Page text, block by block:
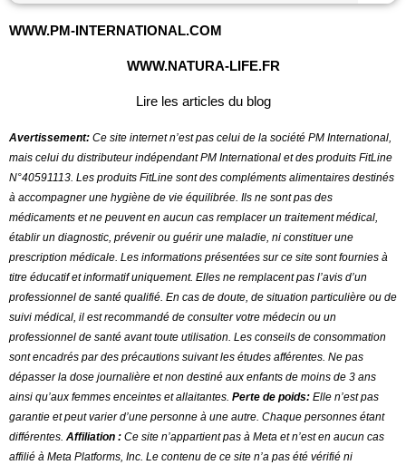
WWW.PM-INTERNATIONAL.COM
WWW.NATURA-LIFE.FR
Lire les articles du blog
Avertissement: Ce site internet n’est pas celui de la société PM International,
mais celui du distributeur indépendant PM International et des produits FitLine
N°40591113. Les produits FitLine sont des compléments alimentaires destinés
à accompagner une hygiène de vie équilibrée. Ils ne sont pas des
médicaments et ne peuvent en aucun cas remplacer un traitement médical,
établir un diagnostic, prévenir ou guérir une maladie, ni constituer une
prescription médicale. Les informations présentées sur ce site sont fournies à
titre éducatif et informatif uniquement. Elles ne remplacent pas l’avis d’un
professionnel de santé qualifié. En cas de doute, de situation particulière ou de
suivi médical, il est recommandé de consulter votre médecin ou un
professionnel de santé avant toute utilisation. Les conseils de consommation
sont encadrés par des précautions suivant les études afférentes. Ne pas
dépasser la dose journalière et non destiné aux enfants de moins de 3 ans
ainsi qu’aux femmes enceintes et allaitantes. Perte de poids: Elle n’est pas
garantie et peut varier d’une personne à une autre. Chaque personnes étant
différentes. Affiliation : Ce site n’appartient pas à Meta et n’est en aucun cas
affilié à Meta Platforms, Inc. Le contenu de ce site n’a pas été vérifié ni